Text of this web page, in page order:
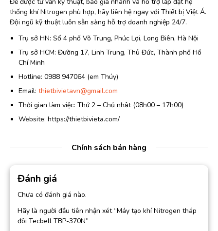
Để được tư vấn kỹ thuật, báo giá nhanh và hỗ trợ lắp đặt hệ
thống khí Nitrogen phù hợp, hãy liên hệ ngay với Thiết bị Việt Á.
Đội ngũ kỹ thuật luôn sẵn sàng hỗ trợ doanh nghiệp 24/7.
Trụ sở HN: Số 4 phố Võ Trung, Phúc Lợi, Long Biên, Hà Nội
Trụ sở HCM: Đường 17, Linh Trung, Thủ Đức, Thành phố Hồ
Chí Minh
Hotline: 0988 947064 (em Thúy)
Email: thietbivietavn@gmail.com
Thời gian làm việc: Thứ 2 – Chủ nhật (08h00 – 17h00)
Website: https://thietbivieta.com/
Chính sách bán hàng
Đánh giá
Chưa có đánh giá nào.
Hãy là người đầu tiên nhận xét “Máy tạo khí Nitrogen tháp
đôi Tecbell TBP-370N”